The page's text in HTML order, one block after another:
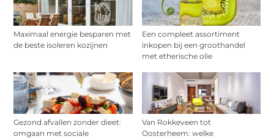
Maximaal energie besparen met
de beste isoleren kozijnen
Een compleet assortiment
inkopen bij een groothandel
met etherische olie
Gezond afvallen zonder dieet:
omgaan met sociale
Van Rokkeveen tot
Oosterheem: welke